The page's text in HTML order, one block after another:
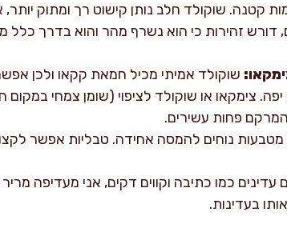
קטנה. שוקולד חלב נותן קישוט רך ומתוק יותר,
דורש זהירות כי הוא נשרף מהר והוא בדרך כלל
שוקולד אמיתי מכיל חמאת קקאו ולכן
צימקאו או שוקולד לציפוי (שומן צמחי
פחות עשירים.
מטבעות נוחים להמסה אחידה. טבליות אפשר
עדינים כמו כתיבה וקווים דקים, אני מעדיפה
בעדינות.